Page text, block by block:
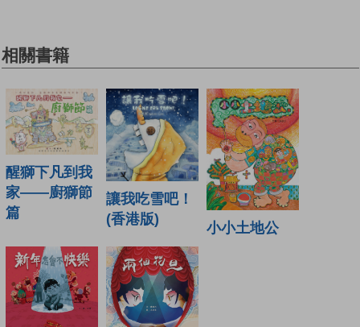
相關書籍
醒獅下凡到我
家——廚獅節
篇
讓我吃雪吧！
(香港版)
小小土地公